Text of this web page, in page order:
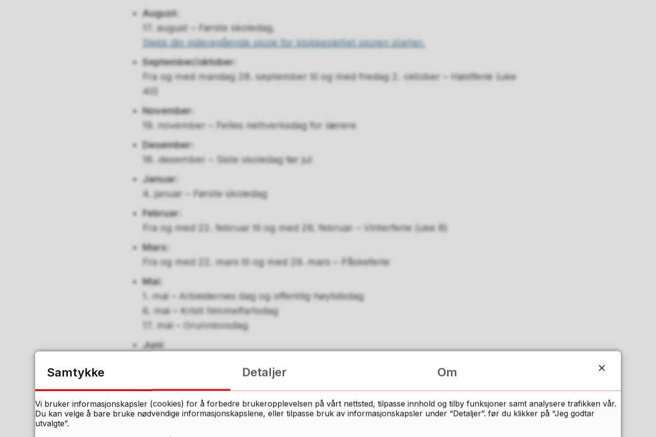
August:
17. august – Første skoledag.
Sjekk din videregående skole for klokkeslettet skolen starter.
September/oktober:
Fra og med mandag 28. september til og med fredag 2. oktober – Høstferie (uke
40)
November:
19. november – Felles nettverksdag for lærere
Desember:
18. desember – Siste skoledag før jul
Januar:
4. januar – Første skoledag
Februar:
Fra og med 22. februar til og med 26. februar – Vinterferie (uke 8)
Mars:
Fra og med 22. mars til og med 29. mars – Påskeferie
Mai:
1. mai – Arbeidernes dag og offentlig høytidsdag
6. mai – Kristi himmelfartsdag
17. mai – Grunnlovsdag
Juni:
Skoleruta for 2027/28 skal snart på høring og vil først bli vedtatt i oktober 2026.
Samtykke Detaljer Om
Vi bruker informasjonskapsler (cookies) for å forbedre brukeropplevelsen på vårt nettsted, tilpasse innhold og tilby funksjoner samt analysere trafikken vår.
Du kan velge å bare bruke nødvendige informasjonskapslene, eller tilpasse bruk av informasjonskapsler under “Detaljer”. før du klikker på “Jeg godtar
utvalgte”.